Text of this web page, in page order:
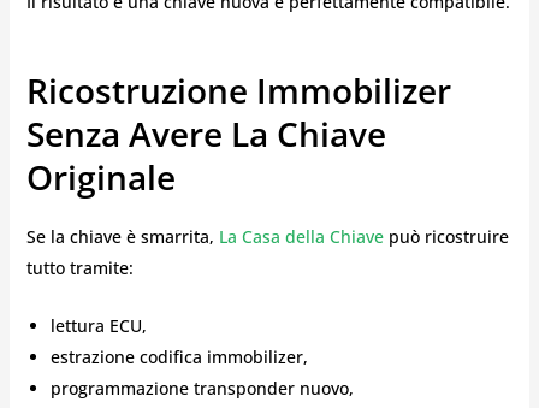
Ricostruzione Immobilizer
Senza Avere La Chiave
Originale
Se la chiave è smarrita, La Casa della Chiave può ricostruire
tutto tramite:
lettura ECU,
estrazione codifica immobilizer,
programmazione transponder nuovo,